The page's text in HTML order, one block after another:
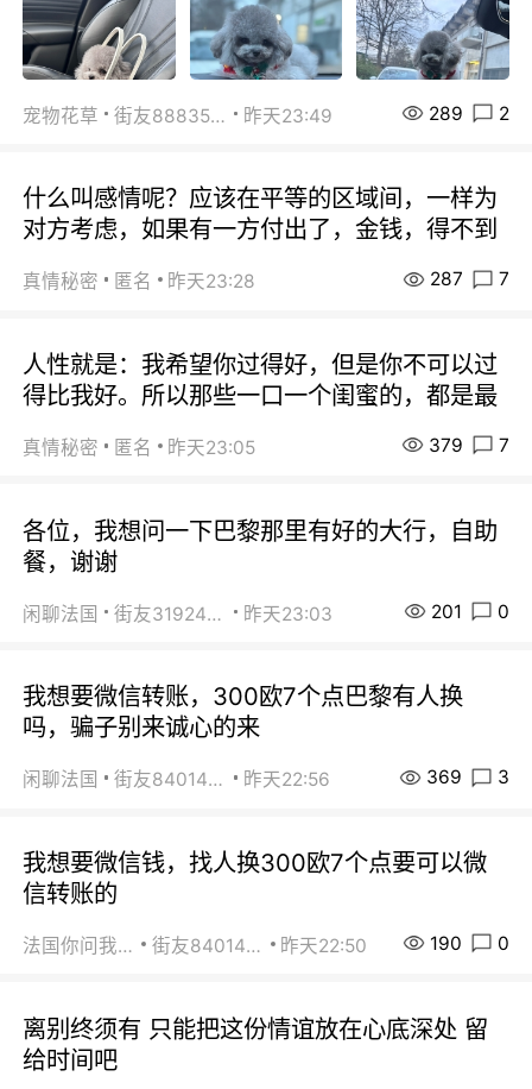
宠物花草 街友88835518 昨天23:49 289 2
什么叫感情呢？应该在平等的区域间，一样为
对方考虑，如果有一方付出了，金钱，得不到
真情秘密 匿名 昨天23:28 287 7
人性就是：我希望你过得好，但是你不可以过
得比我好。所以那些一口一个闺蜜的，都是最
真情秘密 匿名 昨天23:05 379 7
各位，我想问一下巴黎那里有好的大行，自助
餐，谢谢
闲聊法国 街友31924072 昨天23:03 201 0
我想要微信转账，300欧7个点巴黎有人换
吗，骗子别来诚心的来
闲聊法国 街友84014588 昨天22:56 369 3
我想要微信钱，找人换300欧7个点要可以微
信转账的
法国你问我答 街友84014588 昨天22:50 190 0
离别终须有 只能把这份情谊放在心底深处 留
给时间吧